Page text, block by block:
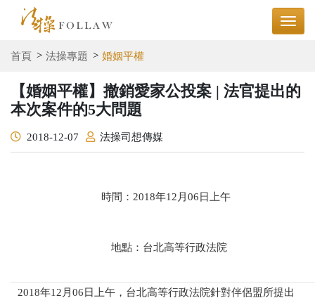
首頁 法操專題 婚姻平權
【婚姻平權】撤銷愛家公投案 | 法官提出的
本次案件的5大問題
2018-12-07 法操司想傳媒
時間：2018年12月06日上午
地點：台北高等行政法院
2018年12月06日上午，台北高等行政法院針對伴侶盟所提出